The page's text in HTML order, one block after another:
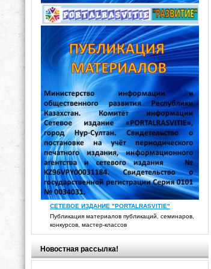
СЕТЕВОЕ ИЗДАНИЕ "PORTALRASVITIE"
Публикация материалов публикаций, семинаров,
конкурсов, мастер-классов
Новостная рассылка!